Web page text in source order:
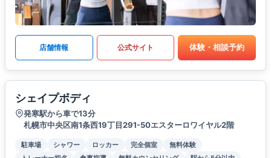
店舗情報 公式サイト 体験・相談予約
シェイプボディ
発寒駅から車で13分
札幌市中央区南1条西19丁目291-50エスターロワイヤル2階
駐車場 シャワー ロッカー 完全個室
無料体験